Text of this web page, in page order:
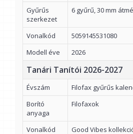
Gyűrűs
szerkezet
6 gyűrű, 30 mm
Vonalkód
5059145531080
Modell éve
2026
Tanári Tanítói 2026-2027
Évszám
Filofax gyűrűs
Borító
anyaga
Filofaxok
Vonalkód Good Vibes